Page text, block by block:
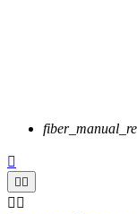

 
 